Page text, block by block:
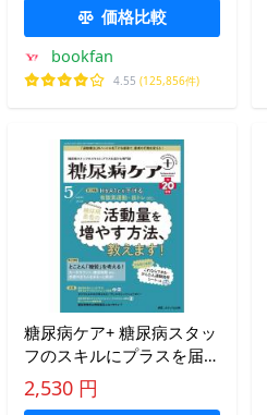
価格比較
bookfan
4.55 (125,856件)
糖尿病ケア+ 糖尿病スタッ
フのスキルにプラスを届け
る専門誌 第20巻5号(2023-
5)
2,530 円